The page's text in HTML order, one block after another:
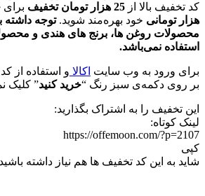
کد تخفیف بالا از 25 هزار تومان تخفیف برای
هزار تومانی خود بهره‌مند شوید.توجه داشته
محصولات روغن ها، برنج های هندی و
استفاده نمی‌باشد.
برای ورود به وب سایت اکالا
بر روی دکمه‌ی سبز رنگ “خرید کنید” کلیک
این تخفیف را به اشتراک بگذارید:
لینک کوتاه:
https://offemoon.com/?p=2107
کپی
شاید به این کد تخفیف ها هم نیاز داشته باشید